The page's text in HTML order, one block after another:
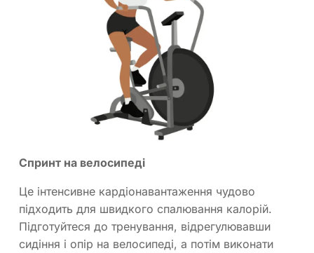
Спринт на велосипеді
Це інтенсивне кардіонавантаження чудово
підходить для швидкого спалювання калорій.
Підготуйтеся до тренування, відрегулювавши
сидіння і опір на велосипеді, а потім виконати